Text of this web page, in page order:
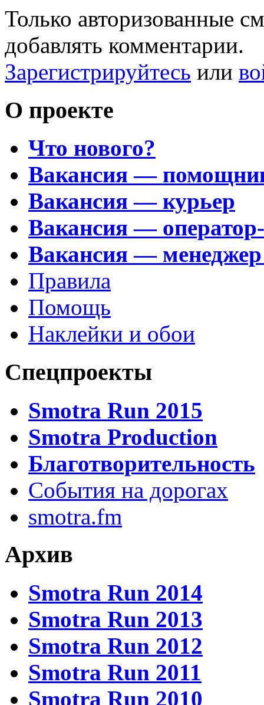
Только авторизованные
добавлять комментарии.
Зарегистрируйтесь или
О проекте
Что нового?
Вакансия —
Вакансия — курьер
Вакансия —
Вакансия —
Правила
Помощь
Наклейки и обои
Спецпроекты
Smotra Run 2015
Smotra Production
Благотворительность
События на дорогах
smotra.fm
Архив
Smotra Run 2014
Smotra Run 2013
Smotra Run 2012
Smotra Run 2011
Smotra Run 2010